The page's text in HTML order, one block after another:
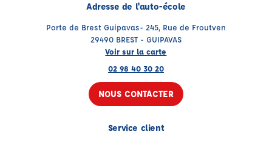
Adresse de l'auto-école
Porte de Brest Guipavas- 245, Rue de Froutven
29490 BREST - GUIPAVAS
Voir sur la carte
02 98 40 30 20
NOUS CONTACTER
Service client